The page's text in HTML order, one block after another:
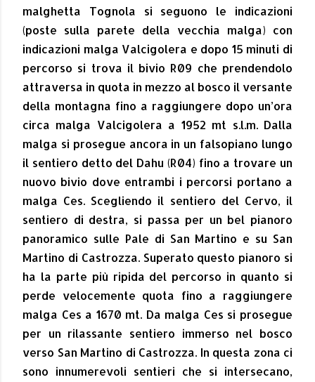
malghetta Tognola si seguono le indicazioni
(poste sulla parete della vecchia malga) con
indicazioni malga Valcigolera e dopo 15 minuti di
percorso si trova il bivio R09 che prendendolo
attraversa in quota in mezzo al bosco il versante
della montagna fino a raggiungere dopo un’ora
circa malga Valcigolera a 1952 mt s.l.m. Dalla
malga si prosegue ancora in un falsopiano lungo
il sentiero detto del Dahu (R04) fino a trovare un
nuovo bivio dove entrambi i percorsi portano a
malga Ces. Scegliendo il sentiero del Cervo, il
sentiero di destra, si passa per un bel pianoro
panoramico sulle Pale di San Martino e su San
Martino di Castrozza. Superato questo pianoro si
ha la parte più ripida del percorso in quanto si
perde velocemente quota fino a raggiungere
malga Ces a 1670 mt. Da malga Ces si prosegue
per un rilassante sentiero immerso nel bosco
verso San Martino di Castrozza. In questa zona ci
sono innumerevoli sentieri che si intersecano,